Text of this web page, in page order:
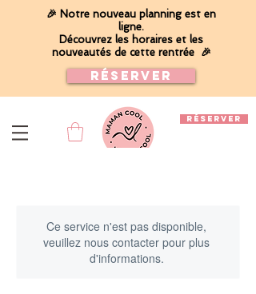
🎉 Notre nouveau planning est en
ligne.
Découvrez les horaires et les
nouveautés de cette rentrée 🎉
Réserver
RÉSERVER
Ce service n'est pas disponible,
veuillez nous contacter pour plus
d'informations.